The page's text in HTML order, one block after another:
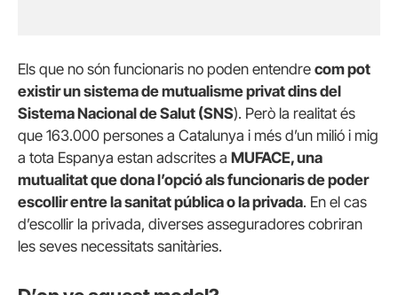
Els que no són funcionaris no poden entendre com pot
existir un sistema de mutualisme privat dins del
Sistema Nacional de Salut (SNS). Però la realitat és
que 163.000 persones a Catalunya i més d’un milió i mig
a tota Espanya estan adscrites a MUFACE, una
mutualitat que dona l’opció als funcionaris de poder
escollir entre la sanitat pública o la privada. En el cas
d’escollir la privada, diverses asseguradores cobriran
les seves necessitats sanitàries.